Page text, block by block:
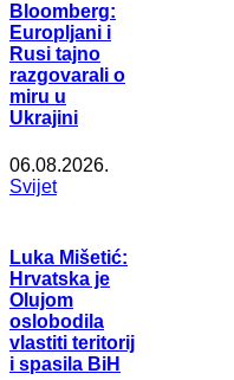
Bloomberg:
Europljani i
Rusi tajno
razgovarali o
miru u
Ukrajini
06.08.2026.
Svijet
Luka Mišetić:
Hrvatska je
Olujom
oslobodila
vlastiti teritorij
i spasila BiH